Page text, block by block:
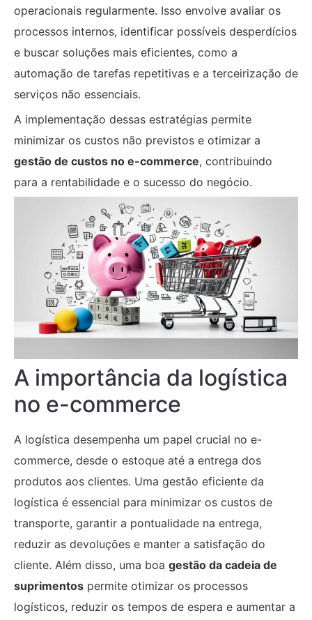
operacionais regularmente. Isso envolve avaliar os
processos internos, identificar possíveis desperdícios
e buscar soluções mais eficientes, como a
automação de tarefas repetitivas e a terceirização de
serviços não essenciais.
A implementação dessas estratégias permite
minimizar os custos não previstos e otimizar a
gestão de custos no e-commerce, contribuindo
para a rentabilidade e o sucesso do negócio.
A importância da logística
no e-commerce
A logística desempenha um papel crucial no e-
commerce, desde o estoque até a entrega dos
produtos aos clientes. Uma gestão eficiente da
logística é essencial para minimizar os custos de
transporte, garantir a pontualidade na entrega,
reduzir as devoluções e manter a satisfação do
cliente. Além disso, uma boa gestão da cadeia de
suprimentos permite otimizar os processos
logísticos, reduzir os tempos de espera e aumentar a